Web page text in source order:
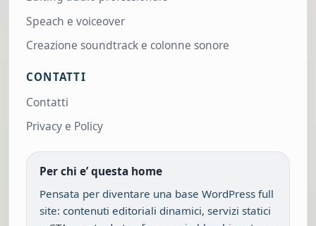
Speach e voiceover
Creazione soundtrack e colonne sonore
CONTATTI
Contatti
Privacy e Policy
Per chi e’ questa home
Pensata per diventare una base WordPress full
site: contenuti editoriali dinamici, servizi statici